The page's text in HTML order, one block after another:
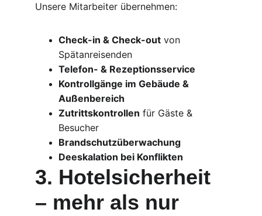
Unsere Mitarbeiter übernehmen:
Check-in & Check-out von
Spätanreisenden
Telefon- & Rezeptionsservice
Kontrollgänge im Gebäude &
Außenbereich
Zutrittskontrollen für Gäste &
Besucher
Brandschutzüberwachung
Deeskalation bei Konflikten
3. Hotelsicherheit
– mehr als nur